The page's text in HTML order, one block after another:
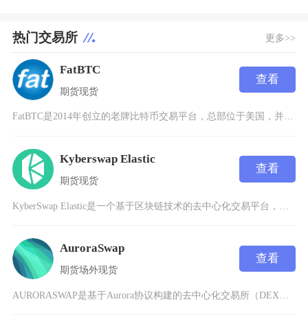
热门交易所 更多>>
FatBTC
期货现货
查看
FatBTC是2014年创立的老牌比特币交易平台，总部位于美国，并在加拿大、香港设有分支机
Kyberswap Elastic
期货现货
查看
AuroraSwap
期货场外现货
查看